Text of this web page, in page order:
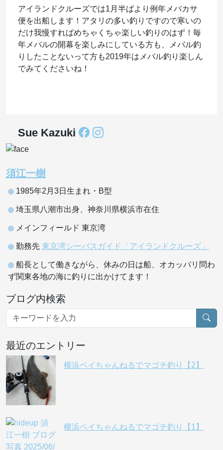
アイランドクルーズでは1月半ばより例年メバカサ
便を出船します！アタリの多い釣りですので寒いの
だけ我慢すればめちゃくちゃ楽しい釣りのはず！毎
年メバルの開幕を楽しみにしている方も、メバル釣
りしたことないって方も2019年はメバル釣り楽しん
でみてくださいね！
Sue Kazuki
須江一樹
1985年2月3日生まれ・B型
埼玉県八潮市出身、神奈川県横浜市在住
メインフィールド 東京湾
勤務先 東京湾シーバスガイド「アイランドクルーズ」
船長として働きながら、休みの日は船、オカッパリ問わ
ず関東各地の海に釣りに出かけてます！
ブログ内検索
最近のエントリー
横浜ベイちゃんねるでマゴチ釣り【2】
横浜ベイちゃんねるでマゴチ釣り【1】